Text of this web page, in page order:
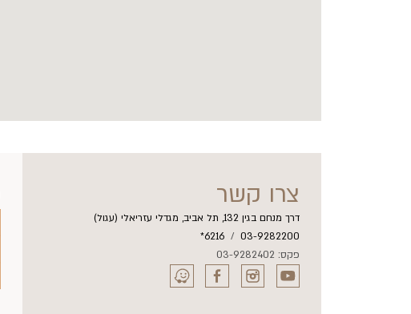
צרו קשר
דרך מנחם בגין 132, תל אביב, מגדלי עזריאלי (עגול)
03-9282200
/
6216*
פקס: 03-9282402